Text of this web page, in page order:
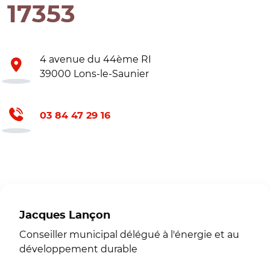
17353
4 avenue du 44ème RI
39000 Lons-le-Saunier
03 84 47 29 16
Jacques Lançon
Conseiller municipal délégué à l'énergie et au
développement durable